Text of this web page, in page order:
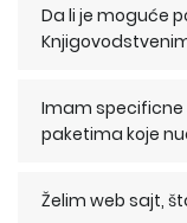
Da li je moguće
Imam specificne
paketima koje
Želim web sajt,